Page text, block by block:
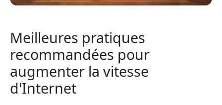
Meilleures pratiques
recommandées pour
augmenter la vitesse
d'Internet